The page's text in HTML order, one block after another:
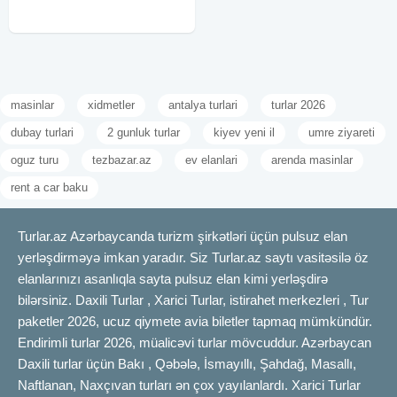
masinlar xidmetler antalya turlari turlar 2026
dubay turlari 2 gunluk turlar kiyev yeni il umre ziyareti
oguz turu tezbazar.az ev elanlari arenda masinlar
rent a car baku
Turlar.az Azərbaycanda turizm şirkətləri üçün pulsuz elan
yerləşdirməyə imkan yaradır. Siz Turlar.az saytı vasitəsilə öz
elanlarınızı asanlıqla sayta pulsuz elan kimi yerləşdirə
bilərsiniz. Daxili Turlar , Xarici Turlar, istirahet merkezleri , Tur
paketler 2026, ucuz qiymete avia biletler tapmaq mümkündür.
Endirimli turlar 2026, müalicəvi turlar mövcuddur. Azərbaycan
Daxili turlar üçün Bakı , Qəbələ, İsmayıllı, Şahdağ, Masallı,
Naftlanan, Naxçıvan turları ən çox yayılanlardı. Xarici Turlar